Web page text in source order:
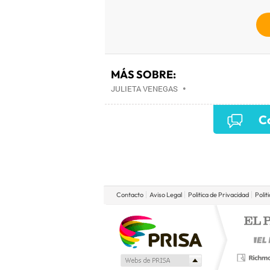
MÁS SOBRE:
JULIETA VENEGAS•
Contacto Aviso Legal Politica de Privacidad